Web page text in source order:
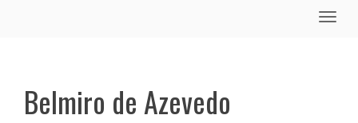
Toggle
Belmiro de Azevedo